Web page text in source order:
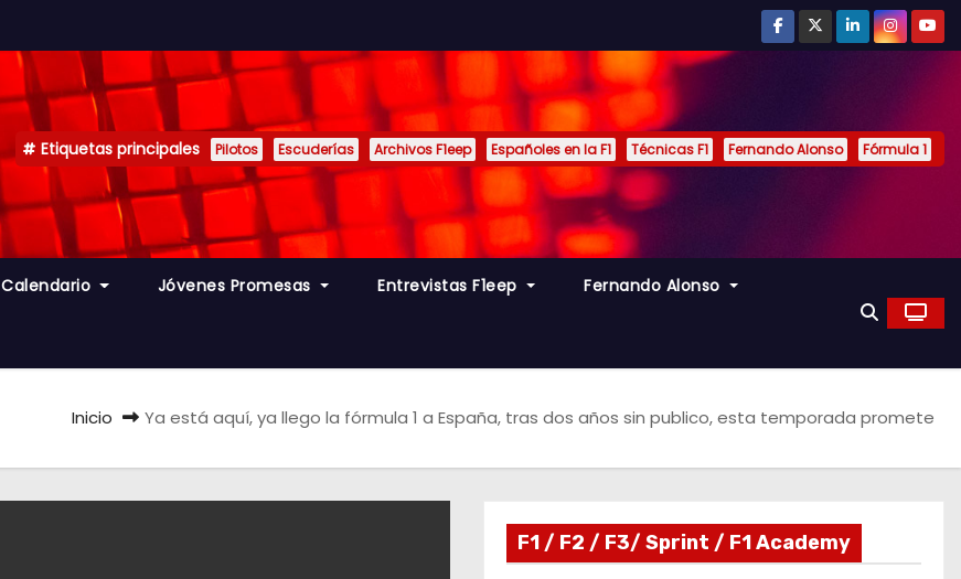
Etiquetas principales Pilotos Escuderías Archivos F1eep Españoles en la F1 Técnicas F1 Fernando Alonso Fórmula 1
Calendario Jóvenes Promesas Entrevistas F1eep Fernando Alonso
Inicio Ya está aquí, ya llego la fórmula 1 a España, tras dos años sin publico, esta temporada promete
F1 / F2 / F3/ Sprint / F1 Academy